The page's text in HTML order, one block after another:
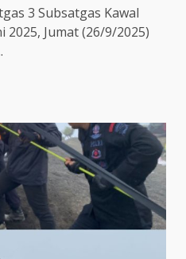
3 Subsatgas Kawal
Jumat (26/9/2025)